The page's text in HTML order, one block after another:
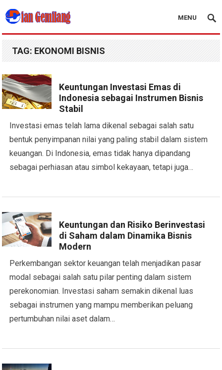
Blog Dian Gemilang
MENU
TAG: EKONOMI BISNIS
Keuntungan Investasi Emas di
Indonesia sebagai Instrumen Bisnis
Stabil
Investasi emas telah lama dikenal sebagai salah satu
bentuk penyimpanan nilai yang paling stabil dalam sistem
keuangan. Di Indonesia, emas tidak hanya dipandang
sebagai perhiasan atau simbol kekayaan, tetapi juga…
Keuntungan dan Risiko Berinvestasi
di Saham dalam Dinamika Bisnis
Modern
Perkembangan sektor keuangan telah menjadikan pasar
modal sebagai salah satu pilar penting dalam sistem
perekonomian. Investasi saham semakin dikenal luas
sebagai instrumen yang mampu memberikan peluang
pertumbuhan nilai aset dalam…